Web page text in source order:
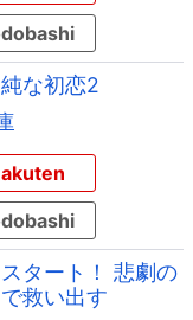
な初恋2
タート！ 悲劇の
救い出す